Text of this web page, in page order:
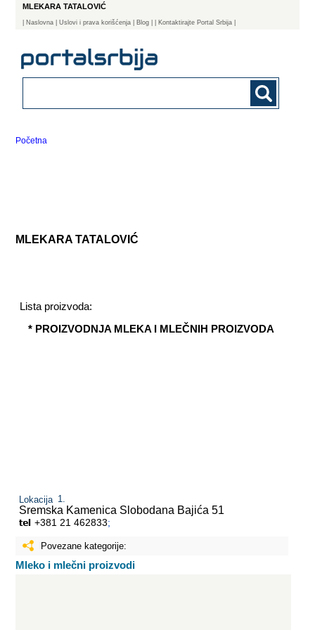
MLEKARA TATALOVIĆ
Naslovna | Uslovi i prava korišćenja Blog | Kontaktirajte Portal Srbija |
Početna
MLEKARA TATALOVIĆ
Lista proizvoda:
* PROIZVODNJA MLEKA I MLEČNIH PROIZVODA
Lokacija
Sremska Kamenica Slobodana Bajića 51
+381 21 462833;
Povezane kategorije:
Mleko i mlečni proizvodi